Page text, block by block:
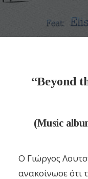
“Beyond
(Music
Ο Γιώργος
ανακοίνωσε ότι